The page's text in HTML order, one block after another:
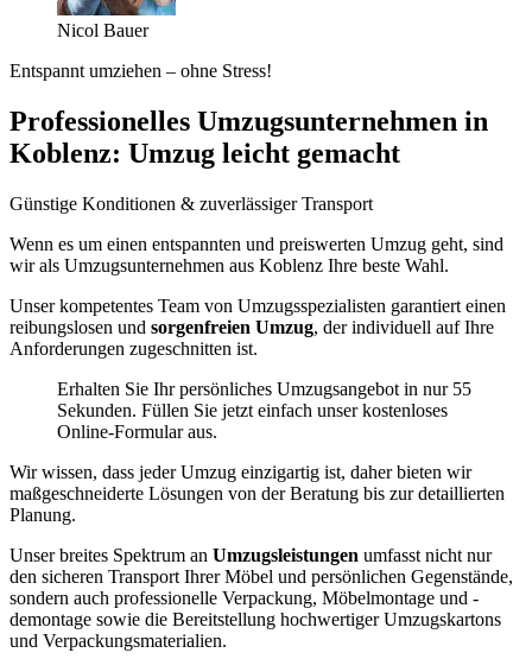
Nicol Bauer
Entspannt umziehen – ohne Stress!
Professionelles Umzugsunternehmen in
Koblenz: Umzug leicht gemacht
Günstige Konditionen & zuverlässiger Transport
Wenn es um einen entspannten und preiswerten Umzug geht, sind
wir als Umzugsunternehmen aus Koblenz Ihre beste Wahl.
Unser kompetentes Team von Umzugsspezialisten garantiert einen
reibungslosen und sorgenfreien Umzug, der individuell auf Ihre
Anforderungen zugeschnitten ist.
Erhalten Sie Ihr persönliches Umzugsangebot in nur 55
Sekunden. Füllen Sie jetzt einfach unser kostenloses
Online-Formular aus.
Wir wissen, dass jeder Umzug einzigartig ist, daher bieten wir
maßgeschneiderte Lösungen von der Beratung bis zur detaillierten
Planung.
Unser breites Spektrum an Umzugsleistungen umfasst nicht nur
den sicheren Transport Ihrer Möbel und persönlichen Gegenstände,
sondern auch professionelle Verpackung, Möbelmontage und -
demontage sowie die Bereitstellung hochwertiger Umzugskartons
und Verpackungsmaterialien.